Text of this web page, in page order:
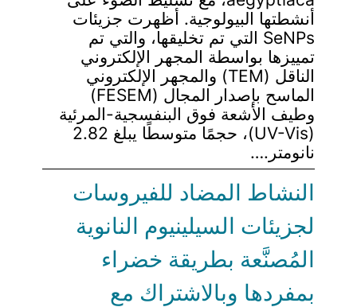
أنشطتها البيولوجية. أظهرت جزيئات
SeNPs التي تم تخليقها، والتي تم
تمييزها بواسطة المجهر الإلكتروني
الناقل (TEM) والمجهر الإلكتروني
الماسح بإصدار المجال (FESEM)
وطيف الأشعة فوق البنفسجية-المرئية
(UV-Vis)، حجمًا متوسطًا يبلغ 2.82
نانومتر.…
النشاط المضاد للفيروسات
لجزيئات السيلينيوم النانوية
المُصنَّعة بطريقة خضراء
بمفردها وبالاشتراك مع